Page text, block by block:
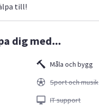
till!
dig med...
Måla och bygg
Sport och musik
IT support